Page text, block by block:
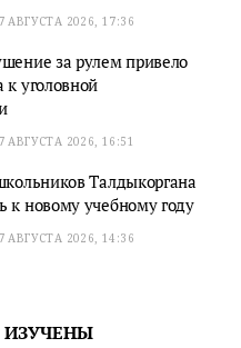
7 АВГУСТА 2026, 17:36
за рулем привело
уголовной
7 АВГУСТА 2026, 16:51
Талдыкоргана
к новому учебному году
7 АВГУСТА 2026, 14:36
ИЗУЧЕНЫ